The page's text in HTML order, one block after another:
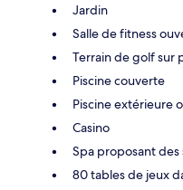
Jardin
Salle de fitness
Terrain de golf sur
Piscine couverte
Piscine extérieure
Casino
Spa proposant des
80 tables de jeux